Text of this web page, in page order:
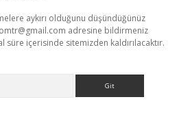
aykırı olduğunu düşündüğünüz
adresine bildirmeniz
süre içerisinde sitemizden kaldırılacaktır.